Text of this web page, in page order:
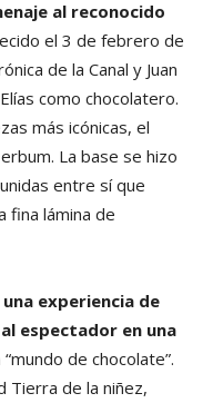
al reconocido
el 3 de febrero de
de la Canal y Juan
como chocolatero.
más icónicas, el
La base se hizo
entre sí que
fina lámina de
una experiencia de
espectador en una
de chocolate”.
Tierra de la niñez,